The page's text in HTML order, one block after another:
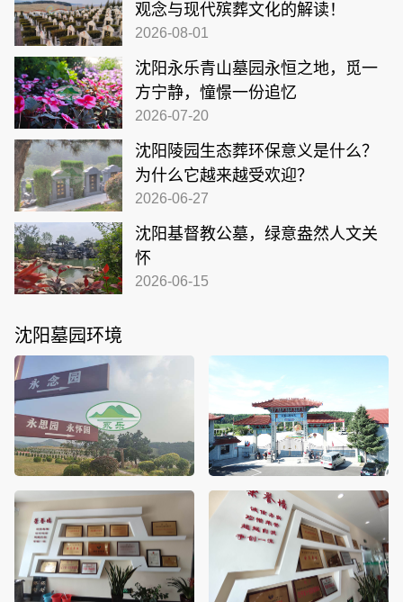
观念与现代殡葬文化的解读！
2026-08-01
沈阳永乐青山墓园永恒之地，觅一
方宁静，憧憬一份追忆
2026-07-20
沈阳陵园生态葬环保意义是什么？
为什么它越来越受欢迎？
2026-06-27
沈阳基督教公墓，绿意盎然人文关
怀
2026-06-15
沈阳墓园环境